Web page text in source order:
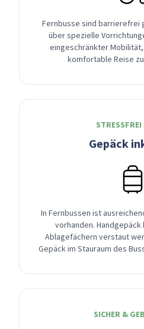
Fernbusse sind barrierefrei
über spezielle
eingeschränkter
komfortable Reise
STRESSFREI
Gepäck
In Fernbussen ist
vorhanden. Handgepäck
Ablagefächern verstaut
Gepäck im Stauraum des
SICHER &